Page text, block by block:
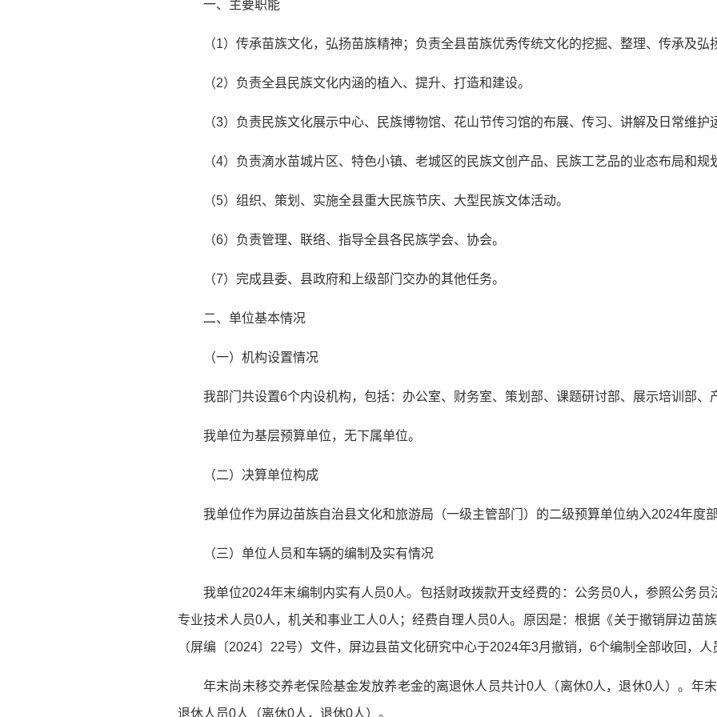
一、主要职能
（1）传承苗族文化，弘扬苗族精神；负责全县苗族优秀传统文化的挖掘、整理、传承及弘
（2）负责全县民族文化内涵的植入、提升、打造和建设。
（3）负责民族文化展示中心、民族博物馆、花山节传习馆的布展、传习、讲解及日常维护
（4）负责滴水苗城片区、特色小镇、老城区的民族文创产品、民族工艺品的业态布局和规
（5）组织、策划、实施全县重大民族节庆、大型民族文体活动。
（6）负责管理、联络、指导全县各民族学会、协会。
（7）完成县委、县政府和上级部门交办的其他任务。
二、单位基本情况
（一）机构设置情况
我部门共设置6个内设机构，包括：办公室、财务室、策划部、课题研讨部、展示培训部、
我单位为基层预算单位，无下属单位。
（二）决算单位构成
我单位作为屏边苗族自治县文化和旅游局（一级主管部门）的二级预算单位纳入2024年度
（三）单位人员和车辆的编制及实有情况
我单位2024年末编制内实有人员0人。包括财政拨款开支经费的：公务员0人，参照公务员
专业技术人员0人，机关和事业工人0人；经费自理人员0人。原因是：根据《关于撤销屏边苗
（屏编〔2024〕22号）文件，屏边县苗文化研究中心于2024年3月撤销，6个编制全部收回，人
年末尚未移交养老保险基金发放养老金的离退休人员共计0人（离休0人，退休0人）。年
退休人员0人（离休0人，退休0人）。